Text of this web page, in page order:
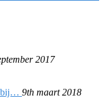
2017
bij… 9th maart 2018